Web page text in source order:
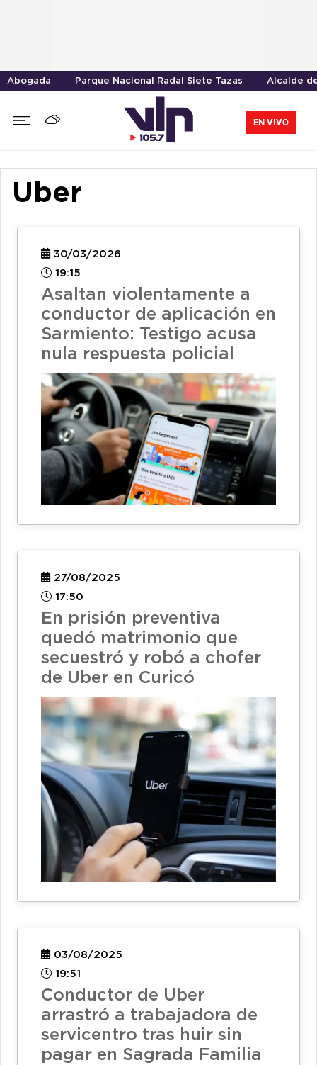
Abogada Parque Nacional Radal Siete Tazas Alcalde
EN VIVO
Uber
30/03/2026
19:15
Asaltan violentamente a
conductor de aplicación en
Sarmiento: Testigo acusa
nula respuesta policial
27/08/2025
17:50
En prisión preventiva
quedó matrimonio que
secuestró y robó a chofer
de Uber en Curicó
03/08/2025
19:51
Conductor de Uber
arrastró a trabajadora de
servicentro tras huir sin
pagar en Sagrada Familia